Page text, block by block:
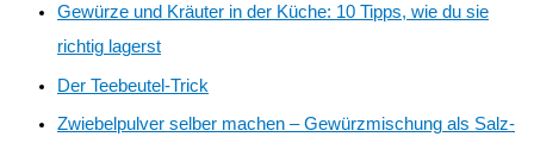
Gewürze und Kräuter in der Küche: 10 Tipps, wie du sie
richtig lagerst
Der Teebeutel-Trick
Zwiebelpulver selber machen – Gewürzmischung als Salz-